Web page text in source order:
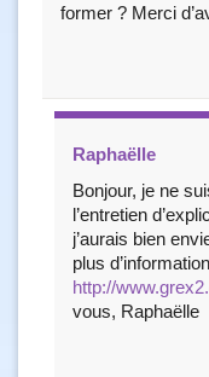
former ? Merci
Raphaëlle
Bonjour, je ne
l’entretien
j’aurais bien
plus
http://
vous, Raphaëlle